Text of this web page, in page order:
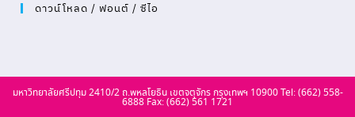
ดาวน์โหลด / ฟอนต์ / ซีไอ
มหาวิทยาลัยศรีปทุม 2410/2 ถ.พหลโยธิน เขตจตุจักร กรุงเทพฯ 10900 Tel: (662) 558-
6888 Fax: (662) 561 1721